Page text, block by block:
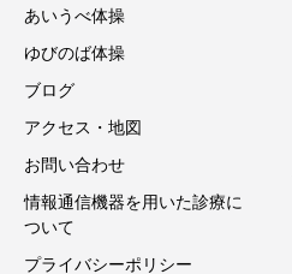
あいうべ体操
ゆびのば体操
ブログ
アクセス・地図
お問い合わせ
情報通信機器を用いた診療に
ついて
プライバシーポリシー